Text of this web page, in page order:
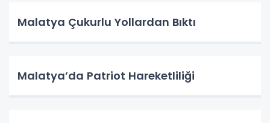
Malatya Çukurlu Yollardan Bıktı
Malatya’da Patriot Hareketliliği